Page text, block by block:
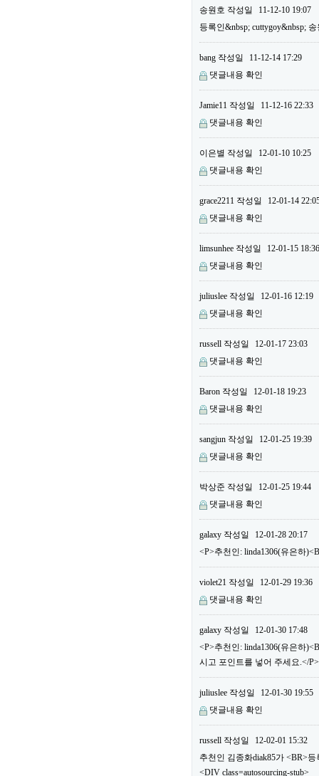
송원호 작성일
11-12-10 19:07
등록인&nbsp; cuttygoy&nbsp;
bang 작성일
11-12-14 17:29
댓글내용 확인
Jamie11 작성일
11-12-16 22:33
댓글내용 확인
이은별 작성일
12-01-10 10:25
댓글내용 확인
grace2211 작성일
12-01-14
댓글내용 확인
limsunhee 작성일
12-01-15 18:36
댓글내용 확인
juliuslee 작성일
12-01-16 12:19
댓글내용 확인
russell 작성일
12-01-17 23:03
댓글내용 확인
Baron 작성일
12-01-18 19:23
댓글내용 확인
sangjun 작성일
12-01-25 19:39
댓글내용 확인
박상준 작성일
12-01-25 19:44
댓글내용 확인
galaxy 작성일
12-01-28 20:17
<P>추천인: linda1306(유은하
violet21 작성일
12-01-29 19:36
댓글내용 확인
galaxy 작성일
12-01-30 17:48
<P>추천인: linda1306(유은하
시고 포인트를 넣어 주세요.</P>
juliuslee 작성일
12-01-30 19:55
댓글내용 확인
russell 작성일
12-02-01 15:32
추천인 김종화diak85가 <BR>
<DIV class=autosourcing-stub>